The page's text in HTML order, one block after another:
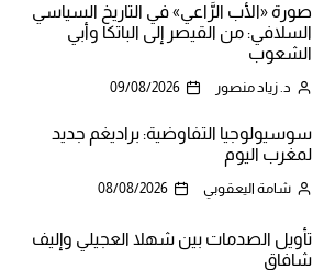
صورة «الأب الرَّاعي» في التاريخ السياسي
السلافي: من القيصر إلى الباتكا وأبي
الشعوب
د. زياد منصور 09/08/2026
سوسيولوجيا التفاوضية: براديغم جديد
لمغرب اليوم
شامة اليعقوبي 08/08/2026
تأويل الصدمات بين شهلا العجيلي وإليف
شافاق